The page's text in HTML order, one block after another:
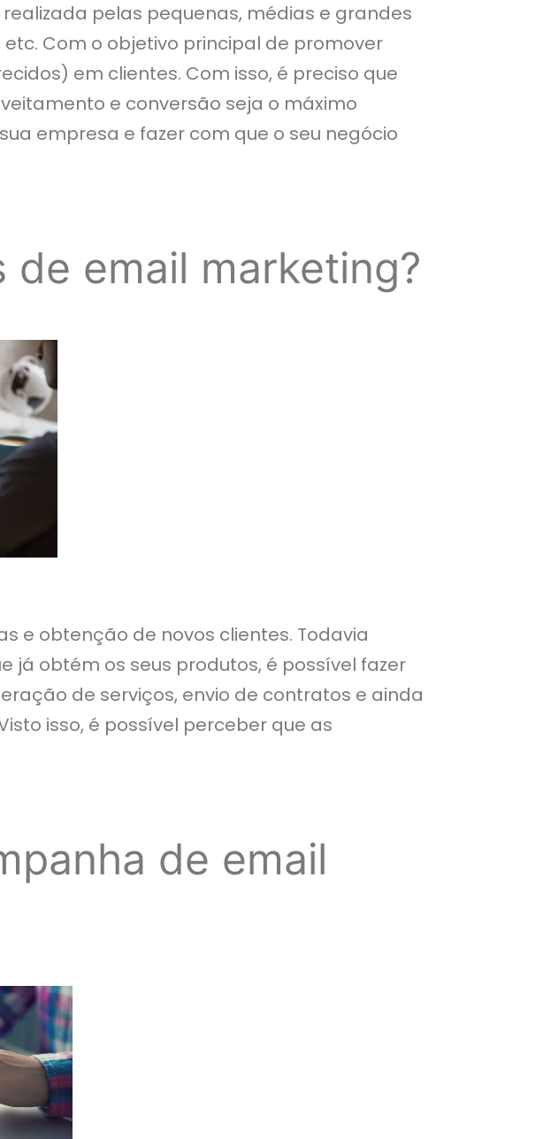
pelas pequenas, médias e grandes
Com o objetivo principal de promover
em clientes. Com isso, é preciso que
e conversão seja o máximo
empresa e fazer com que o seu negócio
de email marketing?
e obtenção de novos clientes. Todavia
já obtém os seus produtos, é possível fazer
de serviços, envio de contratos e ainda
isso, é possível perceber que as
de email